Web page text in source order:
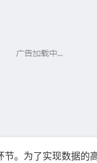
。为了实现数据的